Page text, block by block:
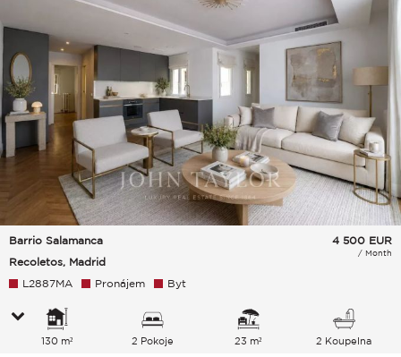
Barrio Salamanca
Recoletos, Madrid
4 500 EUR
/ Month
L2887MA Pronájem Byt
130 m² 2 Pokoje 23 m² 2 Koupelna